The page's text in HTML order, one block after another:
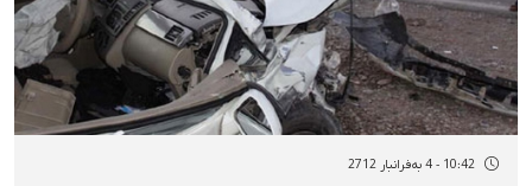
10:42 - 4 بەفرانبار 2712